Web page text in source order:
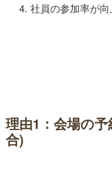
社員の参加率が向
理由1：会場の
合)